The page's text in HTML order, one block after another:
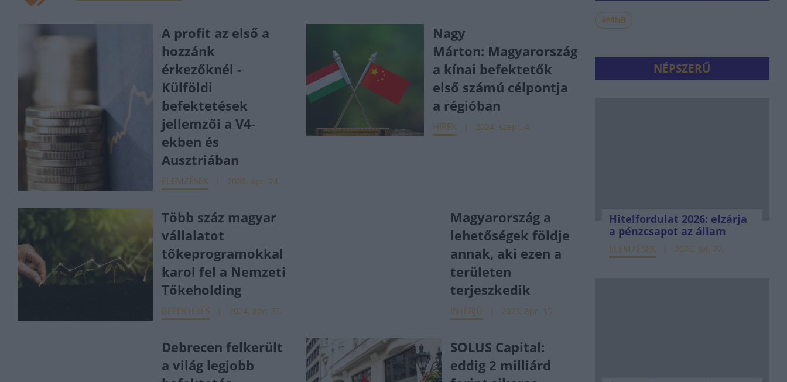
A profit az első a
hozzánk
érkezőknél -
Külföldi
befektetések
jellemzői a V4-
ekben és
Ausztriában
ELEMZÉSEK 2026. ápr. 24.
Nagy
Márton: Magyarország
a kínai befektetők
első számú célpontja
a régióban
HÍREK 2024. szept. 4.
Több száz magyar
vállalatot
tőkeprogramokkal
karol fel a Nemzeti
Tőkeholding
BEFEKTETÉS 2024. ápr. 25.
Magyarország a
lehetőségek földje
annak, aki ezen a
területen
terjeszkedik
INTERJÚ 2023. ápr. 15.
Debrecen felkerült
a világ legjobb
SOLUS Capital:
eddig 2 milliárd
#MNB
NÉPSZERŰ
Hitelfordulat 2026: elzárja
a pénzcsapot az állam
ELEMZÉSEK 2026. júl. 22.